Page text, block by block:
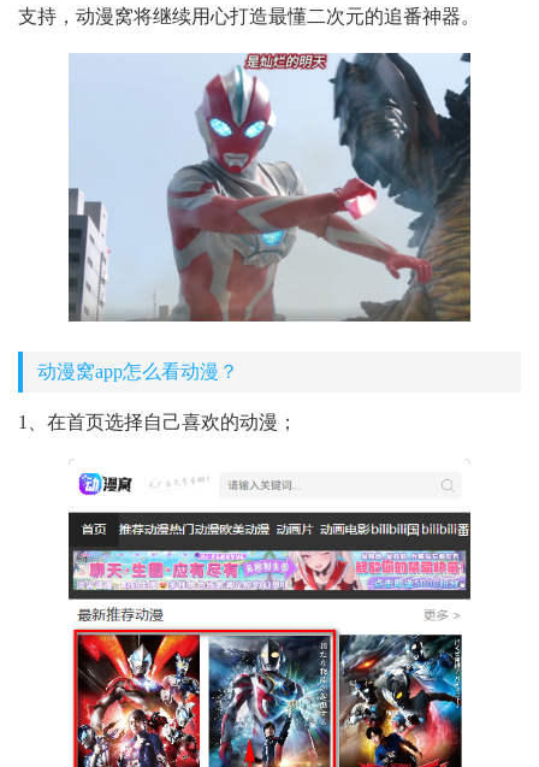
支持，动漫窝将继续用心打造最懂二次元的追番神器。
动漫窝app怎么看动漫？
1、在首页选择自己喜欢的动漫；